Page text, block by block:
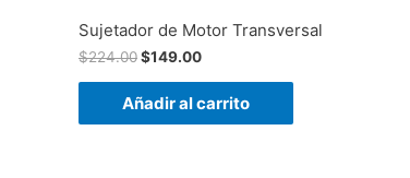
Sujetador de Motor Transversal
$224.00$149.00
Añadir al carrito